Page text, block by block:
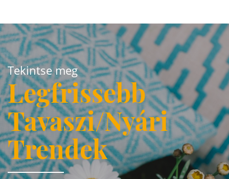
Tekintse meg
Legfrissebb
Tavaszi/Nyári
Trendek